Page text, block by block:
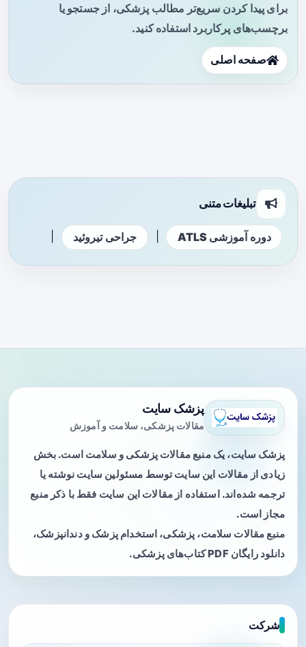
برای پیدا کردن سریع‌تر مطالب پزشکی، از جستجو یا
برچسب‌های پرکاربرد استفاده کنید.
صفحه اصلی
تبلیغات متنی
دوره آموزشی ATLS جراحی تیروئید
پزشک سایت
مقالات پزشکی، سلامت و آموزش
پزشک سایت، یک منبع مقالات پزشکی و سلامت است. بخش
زیادی از مقالات این سایت توسط مسئولین سایت نوشته یا
ترجمه شده‌اند. استفاده از مقالات این سایت فقط با ذکر منبع
مجاز است.
منبع مقالات سلامت، پزشکی، استخدام پزشک و دندانپزشک،
دانلود رایگان PDF کتاب‌های پزشکی.
شرکت